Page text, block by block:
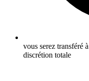
vous serez transféré
discrétion totale